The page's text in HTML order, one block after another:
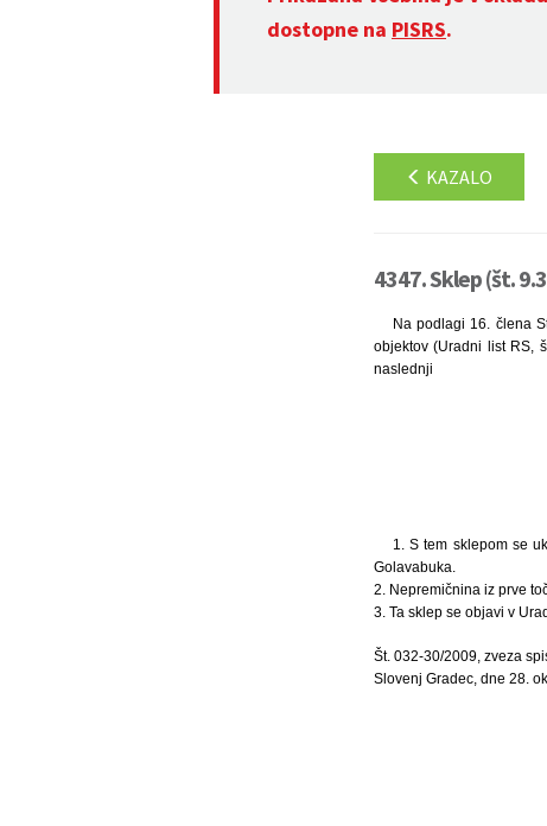
dostopne na PISRS.
KAZALO
4347. Sklep (št.
Na podlagi 16. člena
objektov (Uradni list RS,
naslednji
1. S tem sklepom se
Golavabuka.
2. Nepremičnina iz prve
3. Ta sklep se objavi v
Št. 032-30/2009, zveza
Slovenj Gradec, dne 28.